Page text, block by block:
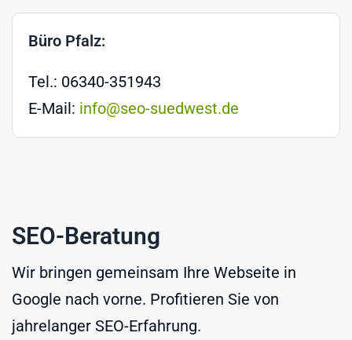
Büro Pfalz:
Tel.: 06340-351943
E-Mail: info@seo-suedwest.de
SEO-Beratung
Wir bringen gemeinsam Ihre Webseite in
Google nach vorne. Profitieren Sie von
jahrelanger SEO-Erfahrung.